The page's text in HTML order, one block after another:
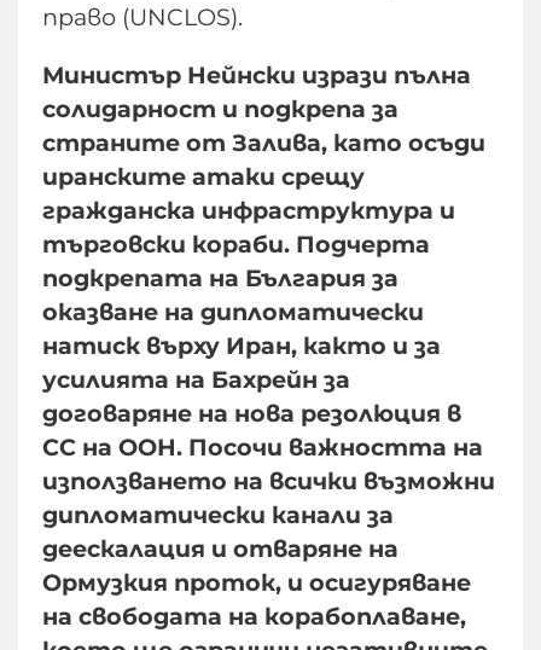
право (UNCLOS).
Министър Нейнски изрази пълна
солидарност и подкрепа за
страните от Залива, като осъди
иранските атаки срещу
гражданска инфраструктура и
търговски кораби. Подчерта
подкрепата на България за
оказване на дипломатически
натиск върху Иран, както и за
усилията на Бахрейн за
договаряне на нова резолюция в
СС на ООН. Посочи важността на
използването на всички възможни
дипломатически канали за
деескалация и отваряне на
Ормузкия проток, и осигуряване
на свободата на корабоплаване,